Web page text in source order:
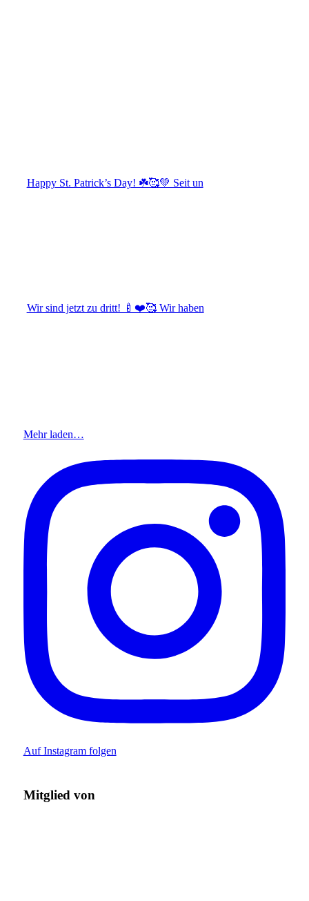
Happy St. Patrick’s Day! ☘️🥰💚 Seit un
Wir sind jetzt zu dritt! 🍼❤️🥰 Wir haben
Mehr laden…
Auf Instagram folgen
Mitglied von